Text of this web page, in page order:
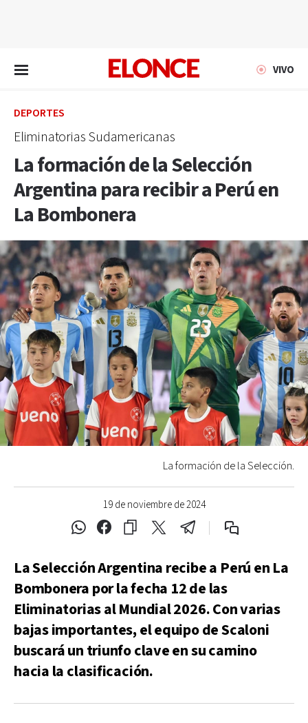
VIVO
DEPORTES
Eliminatorias Sudamericanas
La formación de la Selección
Argentina para recibir a Perú en
La Bombonera
19 de noviembre de 2024
La formación de la Selección.
La Selección Argentina recibe a Perú en La
Bombonera por la fecha 12 de las
Eliminatorias al Mundial 2026. Con varias
bajas importantes, el equipo de Scaloni
buscará un triunfo clave en su camino
hacia la clasificación.